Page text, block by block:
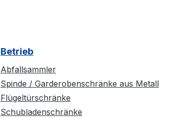
Betrieb
Abfallsammler
Spinde / Garderobenschränke aus Metall
Flügeltürschränke
Schubladenschränke